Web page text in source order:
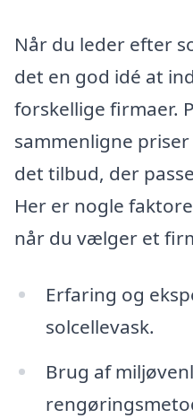
Når du leder efter
det en god idé at
forskellige firmaer.
sammenligne
det tilbud, der
Her er nogle
når du vælger et
Erfaring og
solcellevask.
Brug af